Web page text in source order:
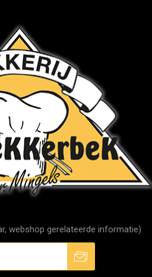
webshop gerelateerde informatie)